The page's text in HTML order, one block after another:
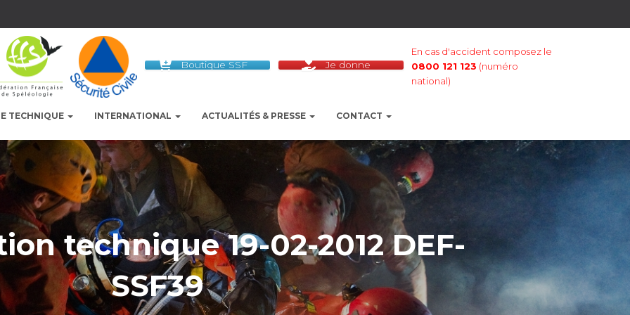
Boutique SSF Je donne
En cas d'accident composez le
0800 121 123 (numéro
national)
TECHNIQUE INTERNATIONAL ACTUALITÉS & PRESSE CONTACT
technique 19-02-2012 DEF-
SSF39